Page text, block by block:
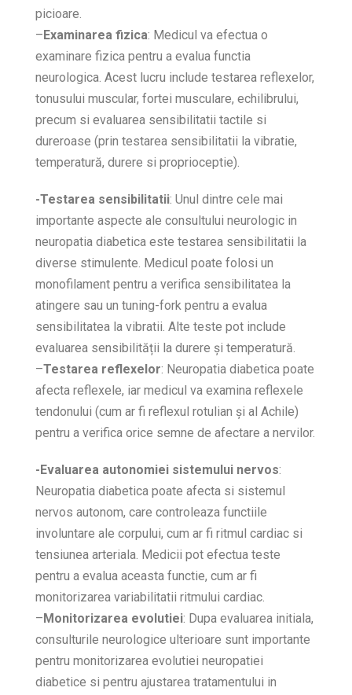
picioare.
–Examinarea fizica: Medicul va efectua o
examinare fizica pentru a evalua functia
neurologica. Acest lucru include testarea reflexelor,
tonusului muscular, fortei musculare, echilibrului,
precum si evaluarea sensibilitatii tactile si
dureroase (prin testarea sensibilitatii la vibratie,
temperatură, durere si proprioceptie).
-Testarea sensibilitatii: Unul dintre cele mai
importante aspecte ale consultului neurologic in
neuropatia diabetica este testarea sensibilitatii la
diverse stimulente. Medicul poate folosi un
monofilament pentru a verifica sensibilitatea la
atingere sau un tuning-fork pentru a evalua
sensibilitatea la vibratii. Alte teste pot include
evaluarea sensibilității la durere și temperatură.
–Testarea reflexelor: Neuropatia diabetica poate
afecta reflexele, iar medicul va examina reflexele
tendonului (cum ar fi reflexul rotulian și al Achile)
pentru a verifica orice semne de afectare a nervilor.
-Evaluarea autonomiei sistemului nervos:
Neuropatia diabetica poate afecta si sistemul
nervos autonom, care controleaza functiile
involuntare ale corpului, cum ar fi ritmul cardiac si
tensiunea arteriala. Medicii pot efectua teste
pentru a evalua aceasta functie, cum ar fi
monitorizarea variabilitatii ritmului cardiac.
–Monitorizarea evolutiei: Dupa evaluarea initiala,
consulturile neurologice ulterioare sunt importante
pentru monitorizarea evolutiei neuropatiei
diabetice si pentru ajustarea tratamentului in